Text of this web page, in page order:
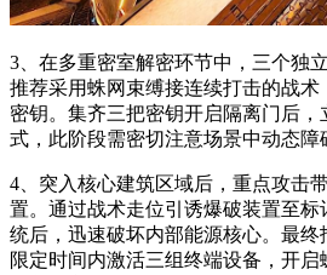
3、在多重密室解密环节中，三个独
推荐采用蛛网束缚接连续打击的战
密钥。集齐三把密钥开启隔离门后
式，此阶段需密切注意场景中动态障
4、突入核心建筑区域后，重点攻击
置。通过战术走位引诱爆破装置至
统后，迅速破坏内部能源核心。最
限定时间内激活三组终端设备，开